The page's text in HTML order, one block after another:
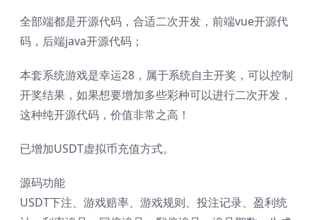
全部端都是开源代码，合适二次开发，前端vue开源代
码，后端java开源代码；
本套系统游戏是幸运28，属于系统自主开奖，可以控制
开奖结果，如果想要增加多些彩种可以进行二次开发，
这种纯开源代码，价值非常之高！
已增加USDT虚拟币充值方式。
源码功能
USDT下注、游戏赔率、游戏规则、投注记录、盈利统